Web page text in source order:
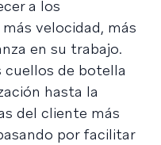
a los
velocidad, más
en su trabajo.
cuellos de botella
hasta la
del cliente más
por facilitar